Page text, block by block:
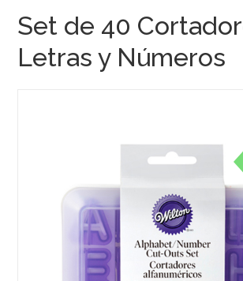
Set de 40
Letras y Números